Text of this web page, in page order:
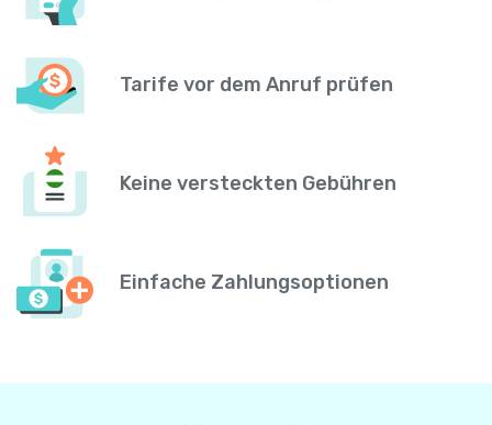
Tarife vor dem Anruf prüfen
Keine versteckten Gebühren
Einfache Zahlungsoptionen